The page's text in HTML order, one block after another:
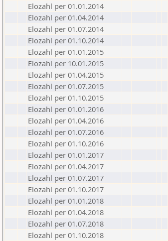
Elozahl per 01.01.2014
Elozahl per 01.04.2014
Elozahl per 01.07.2014
Elozahl per 01.10.2014
Elozahl per 01.01.2015
Elozahl per 10.01.2015
Elozahl per 01.04.2015
Elozahl per 01.07.2015
Elozahl per 01.10.2015
Elozahl per 01.01.2016
Elozahl per 01.04.2016
Elozahl per 01.07.2016
Elozahl per 01.10.2016
Elozahl per 01.01.2017
Elozahl per 01.04.2017
Elozahl per 01.07.2017
Elozahl per 01.10.2017
Elozahl per 01.01.2018
Elozahl per 01.04.2018
Elozahl per 01.07.2018
Elozahl per 01.10.2018